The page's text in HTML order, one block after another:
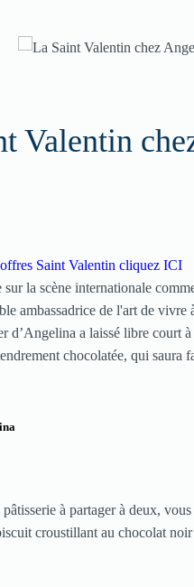
Valentin
Saint Valentin cliquez ICI
la scène internationale
ambassadrice de l'art de vivre
d’Angelina a laissé libre court
chocolatée, qui saura
à partager à deux,
croustillant au chocolat